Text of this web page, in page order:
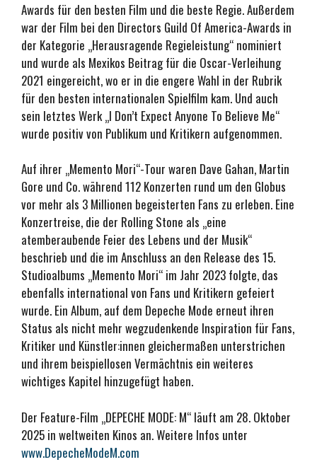
Awards für den besten Film und die beste Regie. Außerdem
war der Film bei den Directors Guild Of America-Awards in
der Kategorie „Herausragende Regieleistung“ nominiert
und wurde als Mexikos Beitrag für die Oscar-Verleihung
2021 eingereicht, wo er in die engere Wahl in der Rubrik
für den besten internationalen Spielfilm kam. Und auch
sein letztes Werk „I Don’t Expect Anyone To Believe Me“
wurde positiv von Publikum und Kritikern aufgenommen.
Auf ihrer „Memento Mori“-Tour waren Dave Gahan, Martin
Gore und Co. während 112 Konzerten rund um den Globus
vor mehr als 3 Millionen begeisterten Fans zu erleben. Eine
Konzertreise, die der Rolling Stone als „eine
atemberaubende Feier des Lebens und der Musik“
beschrieb und die im Anschluss an den Release des 15.
Studioalbums „Memento Mori“ im Jahr 2023 folgte, das
ebenfalls international von Fans und Kritikern gefeiert
wurde. Ein Album, auf dem Depeche Mode erneut ihren
Status als nicht mehr wegzudenkende Inspiration für Fans,
Kritiker und Künstler:innen gleichermaßen unterstrichen
und ihrem beispiellosen Vermächtnis ein weiteres
wichtiges Kapitel hinzugefügt haben.
Der Feature-Film „DEPECHE MODE: M“ läuft am 28. Oktober
2025 in weltweiten Kinos an. Weitere Infos unter
www.DepecheModeM.com